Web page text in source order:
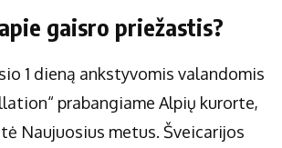
gaisro priežastis?
1 dieną ankstyvomis valandomis
prabangiame Alpių kurorte,
Naujuosius metus. Šveicarijos